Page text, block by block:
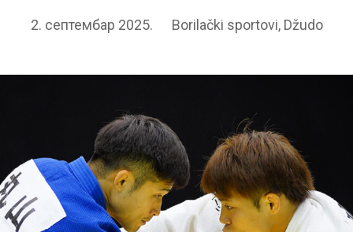
2. септембар 2025. Borilački sportovi, Džudo